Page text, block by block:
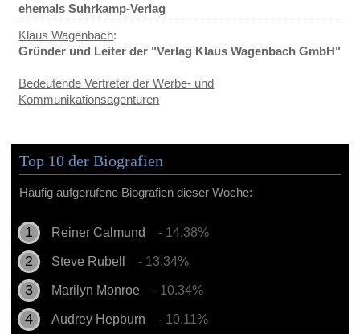
ehemals Suhrkamp-Verlag
Klaus Wagenbach:
Gründer und Leiter der "Verlag Klaus Wagenbach GmbH"
Bedeutende Vertreter der Werbe- und
Kommunikationsagenturen
Top 10 der Biografien
Häufig aufgerufene Biografien dieser Woche:
Reiner Calmund - 14.38%
Steve Rubell - 13.34%
Marilyn Monroe - 10.34%
Audrey Hepburn - 10.11%